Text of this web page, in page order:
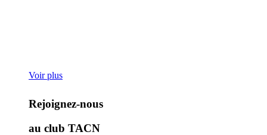
Voir plus
Rejoignez-nous
au club TACN